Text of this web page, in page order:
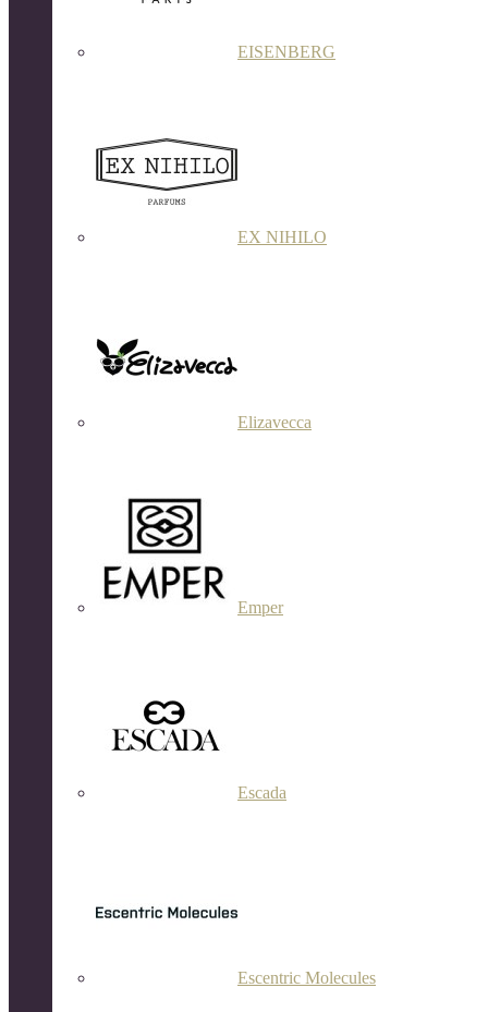
EISENBERG
EX NIHILO
Elizavecca
Emper
Escada
Escentric Molecules